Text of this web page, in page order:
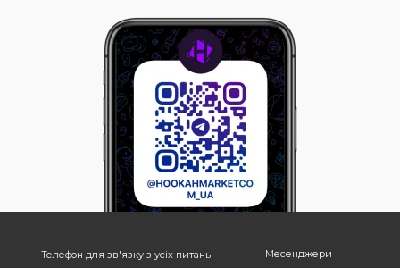
Телефон для зв'язку з усіх питань Месенджери